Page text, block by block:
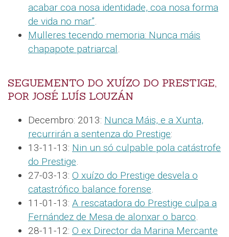
acabar coa nosa identidade, coa nosa forma
de vida no mar”.
Mulleres tecendo memoria: Nunca máis
chapapote patriarcal.
SEGUEMENTO DO XUÍZO DO PRESTIGE,
POR JOSÉ LUÍS LOUZÁN
Decembro: 2013: Nunca Máis, e a Xunta,
recurrirán a sentenza do Prestige:
13-11-13: Nin un só culpable pola catástrofe
do Prestige.
27-03-13: O xuízo do Prestige desvela o
catastrófico balance forense.
11-01-13: A rescatadora do Prestige culpa a
Fernández de Mesa de alonxar o barco.
28-11-12: O ex Director da Marina Mercante